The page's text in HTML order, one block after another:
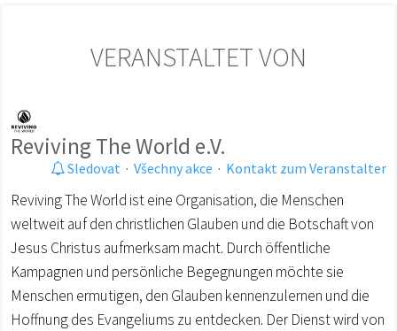
VERANSTALTET VON
Reviving The World e.V.
Sledovat · Všechny akce · Kontakt zum Veranstalter
Reviving The World ist eine Organisation, die Menschen
weltweit auf den christlichen Glauben und die Botschaft von
Jesus Christus aufmerksam macht. Durch öffentliche
Kampagnen und persönliche Begegnungen möchte sie
Menschen ermutigen, den Glauben kennenzulernen und die
Hoffnung des Evangeliums zu entdecken. Der Dienst wird von